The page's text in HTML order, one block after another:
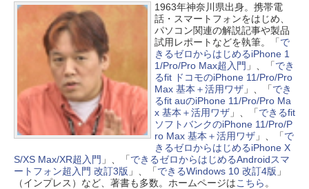
1963年神奈川県出身。携帯電
話・スマートフォンをはじめ、
パソコン関連の解説記事や製品
試用レポートなどを執筆。「で
きるゼロからはじめるiPhone 1
1/Pro/Pro Max超入門 」、「でき
るfit ドコモのiPhone 11/Pro/Pro
Max 基本＋活用ワザ」、「でき
るfit auのiPhone 11/Pro/Pro Ma
x 基本＋活用ワザ」、「できるfit
ソフトバンクのiPhone 11/Pro/P
ro Max 基本＋活用ワザ」、「で
きるゼロからはじめるiPhone X
S/XS Max/XR超入門 」、「できるゼロからはじめるAndroidスマ
ートフォン超入門 改訂3版 」、「できるWindows 10 改訂4版 」
（インプレス）など、著書も多数。ホームページはこちら 。